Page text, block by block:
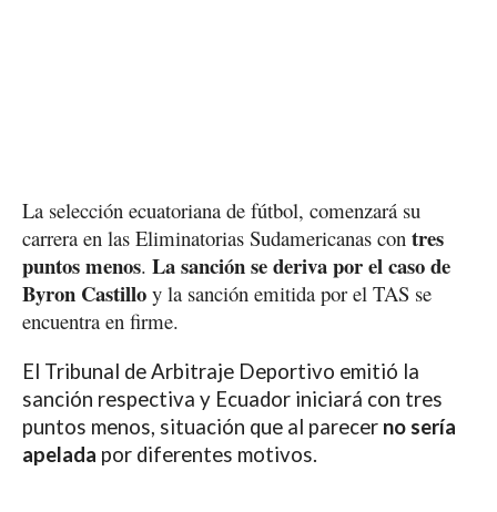
La selección ecuatoriana de fútbol, comenzará su
carrera en las Eliminatorias Sudamericanas con tres
puntos menos. La sanción se deriva por el caso de
Byron Castilloy la sanción emitida por el TAS se
encuentra en firme.
El Tribunal de Arbitraje Deportivo emitió la
sanción respectiva y Ecuador iniciará con tres
puntos menos, situación que al parecer no sería
apelada por diferentes motivos.